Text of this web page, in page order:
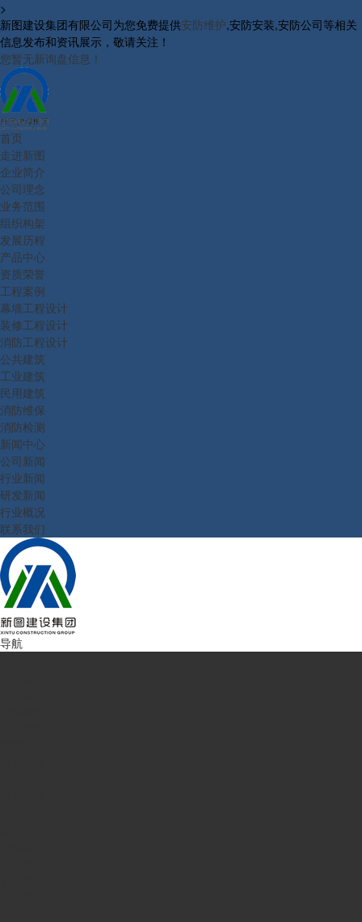
>
新图建设集团有限公司为您免费提供安防维护,安防安装,安防公司等相关
信息发布和资讯展示，敬请关注！
您暂无新询盘信息！
首页
走进新图
企业简介
公司理念
业务范围
组织构架
发展历程
产品中心
资质荣誉
工程案例
幕墙工程设计
装修工程设计
消防工程设计
公共建筑
工业建筑
民用建筑
消防维保
消防检测
新闻中心
公司新闻
行业新闻
研发新闻
行业概况
联系我们
导航